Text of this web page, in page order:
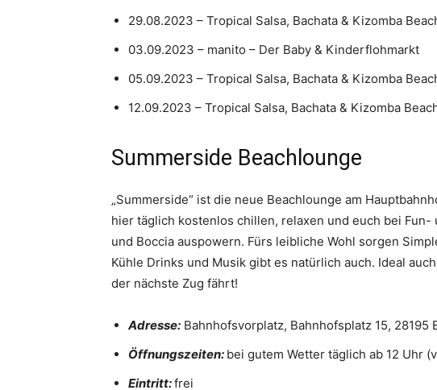
29.08.2023 – Tropical Salsa, Bachata & Kizomba
03.09.2023 – manito – Der Baby & Kinderflohmarkt
05.09.2023 – Tropical Salsa, Bachata & Kizomba
12.09.2023 – Tropical Salsa, Bachata & Kizomba
Summerside Beachlounge
„Summerside“ ist die neue Beachlounge am
hier täglich kostenlos chillen, relaxen und euch bei
und Boccia auspowern. Fürs leibliche Wohl sorgen
Kühle Drinks und Musik gibt es natürlich auch. Ideal
der nächste Zug fährt!
Adresse: Bahnhofsvorplatz, Bahnhofsplatz 15, 28195
Öffnungszeiten: bei gutem Wetter täglich ab 12 Uhr
Eintritt:frei